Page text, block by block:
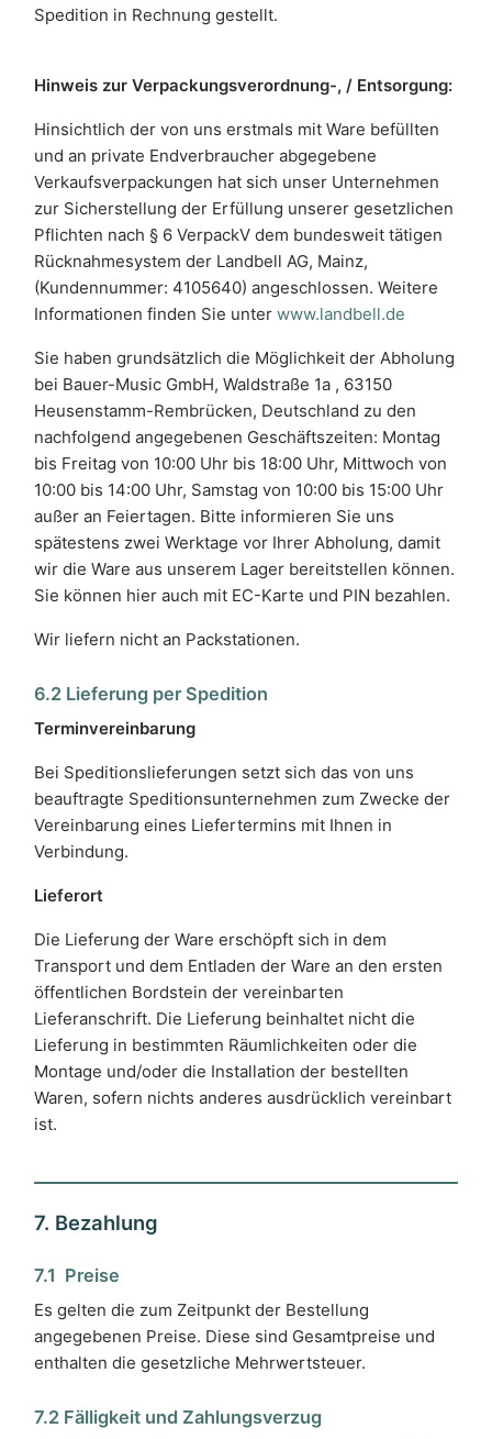
Spedition in Rechnung gestellt.
Hinweis zur Verpackungsverordnung-, / Entsorgung:
Hinsichtlich der von uns erstmals mit Ware befüllten
und an private Endverbraucher abgegebene
Verkaufsverpackungen hat sich unser Unternehmen
zur Sicherstellung der Erfüllung unserer gesetzlichen
Pflichten nach § 6 VerpackV dem bundesweit tätigen
Rücknahmesystem der Landbell AG, Mainz,
(Kundennummer: 4105640) angeschlossen. Weitere
Informationen finden Sie unter www.landbell.de
Sie haben grundsätzlich die Möglichkeit der Abholung
bei Bauer-Music GmbH, Waldstraße 1a , 63150
Heusenstamm-Rembrücken, Deutschland zu den
nachfolgend angegebenen Geschäftszeiten: Montag
bis Freitag von 10:00 Uhr bis 18:00 Uhr, Mittwoch von
10:00 bis 14:00 Uhr, Samstag von 10:00 bis 15:00 Uhr
außer an Feiertagen. Bitte informieren Sie uns
spätestens zwei Werktage vor Ihrer Abholung, damit
wir die Ware aus unserem Lager bereitstellen können.
Sie können hier auch mit EC-Karte und PIN bezahlen.
Wir liefern nicht an Packstationen.
6.2 Lieferung per Spedition
Terminvereinbarung
Bei Speditionslieferungen setzt sich das von uns
beauftragte Speditionsunternehmen zum Zwecke der
Vereinbarung eines Liefertermins mit Ihnen in
Verbindung.
Lieferort
Die Lieferung der Ware erschöpft sich in dem
Transport und dem Entladen der Ware an den ersten
öffentlichen Bordstein der vereinbarten
Lieferanschrift. Die Lieferung beinhaltet nicht die
Lieferung in bestimmten Räumlichkeiten oder die
Montage und/oder die Installation der bestellten
Waren, sofern nichts anderes ausdrücklich vereinbart
ist.
7. Bezahlung
7.1 Preise
Es gelten die zum Zeitpunkt der Bestellung
angegebenen Preise. Diese sind Gesamtpreise und
enthalten die gesetzliche Mehrwertsteuer.
7.2 Fälligkeit und Zahlungsverzug